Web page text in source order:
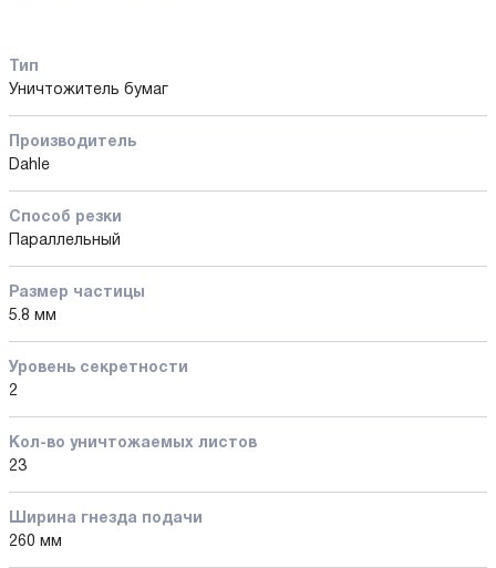
Тип
Уничтожитель бумаг
Производитель
Dahle
Способ резки
Параллельный
Размер частицы
5.8 мм
Уровень секретности
2
Кол-во уничтожаемых листов
23
Ширина гнезда подачи
260 мм